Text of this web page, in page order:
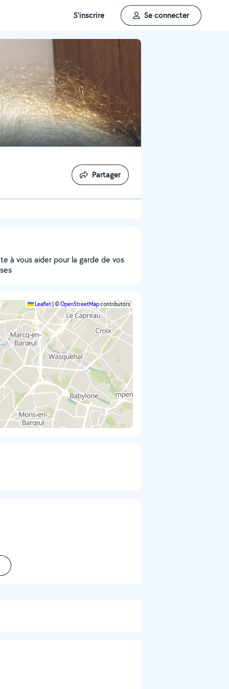
S'inscrire Se connecter
Partager
Partager
à vous aider pour la garde de vos
Leaflet ©OpenStreetMapcontributors